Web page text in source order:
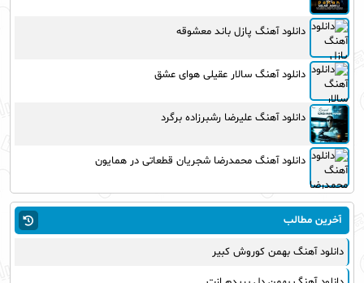
دانلود آهنگ پازل باند معشوقه
دانلود آهنگ سالار عقیلی هوای عشق
دانلود آهنگ علیرضا رشبرزاده برگرد
دانلود آهنگ محمدرضا شجریان قطعاتی در همایون
آخرین مطالب
دانلود آهنگ بهمن کوروش کبیر